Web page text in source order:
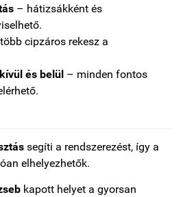
– hátizsákként és
cipzáros rekesz a
és belül – minden fontos
segíti a rendszerezést, így a
elhelyezhetők.
kapott helyet a gyorsan